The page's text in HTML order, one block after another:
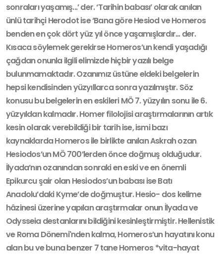
sonraları yaşamış...’ der. ‘Tarihin babası’ olarak anılan
ünlü tarihçi Herodot ise ‘Bana göre Hesiod ve Homeros
benden en çok dört yüz yıl önce yaşamışlardır... der.
Kısaca söylemek gerekirse Homeros’un kendi yaşadığı
çağdan onunla ilgili eli­mizde hiçbir yazılı belge
bulunmamaktadır. Ozanımız üstüne eldeki belgelerin
hepsi kendisinden yüzyıllarca sonra yazılmıştır. Söz
konusu bu belgelerin en eskileri MÖ 7. yüzyılın sonu ile 6.
yüzyıldan kalmadır. Homer filolojisi araştır­malarının artık
kesin olarak verebildiği bir tarih ise, ismi bazı
kaynaklarda Ho­meros ile birlikte anılan Askrah ozan
Hesiodos’un MÖ 700’lerden önce doğmuş olduğudur.
İlyada’nın ozanından sonraki en eski ve en önemli
Epikurcu şair olan Hesiodos’un babası ise Batı
Anadolu’daki Kyme’de doğmuştur. Hesio- dos kelime
hâzinesi üzerine yapılan araştırmalar onun İlyada ve
Odysseia des­tanlarını bildiğini kesinleştirmiştir. Hellenistik
ve Roma Dönemi'nden kalma, Homeros’un hayatını konu
alan bu ve buna benzer 7 tane Homeros *vita-hayat